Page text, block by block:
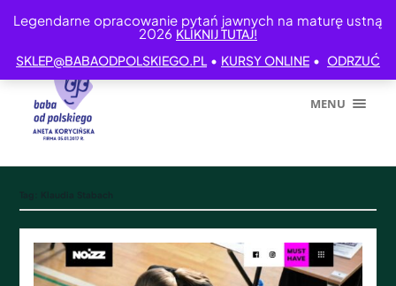
Legendarne opracowanie pytań jawnych na maturę ustną
2026 KLIKNIJ TUTAJ!
SKLEP@BABAODPOLSKIEGO.PL • KURSY ONLINE • ODRZUĆ
MENU